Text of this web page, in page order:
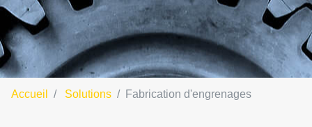
Accueil Solutions Fabrication d'engrenages